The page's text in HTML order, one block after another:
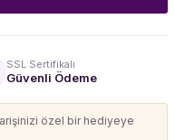
SSL Sertifikalı
Güvenli Ödeme
özel bir hediyeye